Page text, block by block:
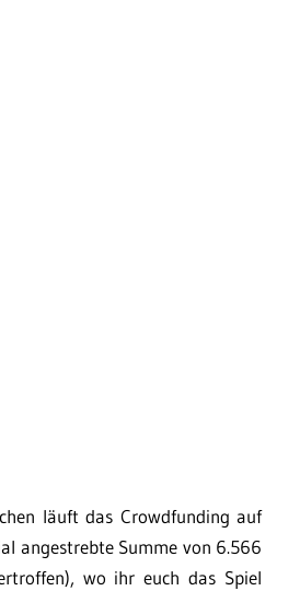
läuft das Crowdfunding auf
angestrebte Summe von 6.566
wo ihr euch das Spiel